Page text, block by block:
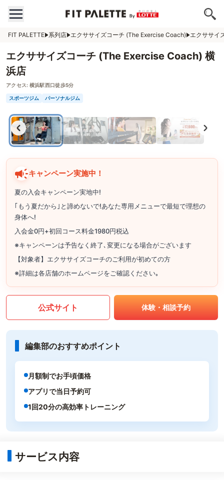
FIT PALETTE 系列店 エクササイズコーチ (The Exercise Coach) エクササイ
エクササイズコーチ (The Exercise Coach) 横
浜店
アクセス: 横浜駅西口徒歩5分
スポーツジム パーソナルジム
キャンペーン実施中！
夏の入会キャンペーン実地中!
｢もう夏だから｣と諦めないで!あなた専用メニューで最短で理想の
身体へ!
入会金0円+初回コース料金1980円税込
※キャンペーンは予告なく終了､変更になる場合がございます
【対象者】エクササイズコーチのご利用が初めての方
※詳細は各店舗のホームページをご確認ください｡
公式サイト 体験・相談予約
編集部のおすすめポイント
月額制でお手頃価格
アプリで当日予約可
1回20分の高効率トレーニング
サービス内容